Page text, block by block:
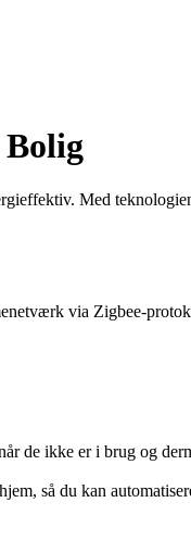
Med
via Zigbee-
de ikke er i brug og
så du kan